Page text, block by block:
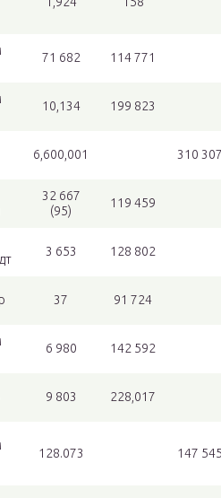
71 682 114 771
10,134 199 823
6,600,001 310
32 667
(95)
119 459
3 653 128 802
37 91 724
6 980 142 592
9 803 228,017
128.073 147